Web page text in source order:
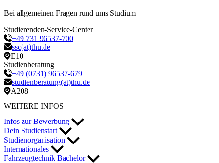
Bei allgemeinen Fragen rund ums Studium
Studierenden-Service-Center
+49 731 96537-700
ssc(at)thu.de
E10
Studienberatung
+49 (0731) 96537-679
studienberatung(at)thu.de
A208
WEITERE INFOS
Infos zur Bewerbung
Dein Studienstart
Studienorganisation
Internationales
Fahrzeugtechnik Bachelor